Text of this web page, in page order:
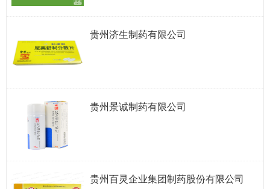
贵州济生制药有限公司
贵州景诚制药有限公司
贵州百灵企业集团制药股份有限公司